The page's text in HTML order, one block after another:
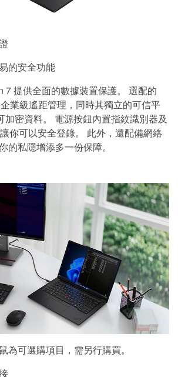
的安全功能
7 提供全面的數據裝置保護。 選配的
業級遙距管理，同時其獨立的可信平
加密資料。 電源按鈕內置指紋識別器及
你可以安全登錄。 此外，還配備網絡
的私隱增添多一份保障。
為可選購項目，需另行購買。